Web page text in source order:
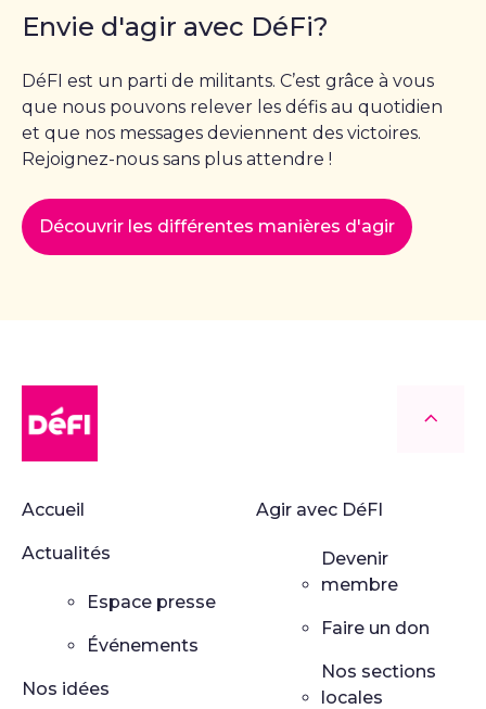
Envie d'agir avec DéFi?
DéFI est un parti de militants. C’est grâce à vous
que nous pouvons relever les défis au quotidien
et que nos messages deviennent des victoires.
Rejoignez-nous sans plus attendre !
Découvrir les différentes manières d'agir
Accueil
Actualités
Espace presse
Événements
Nos idées
Agir avec DéFI
Devenir
membre
Faire un don
Nos sections
locales